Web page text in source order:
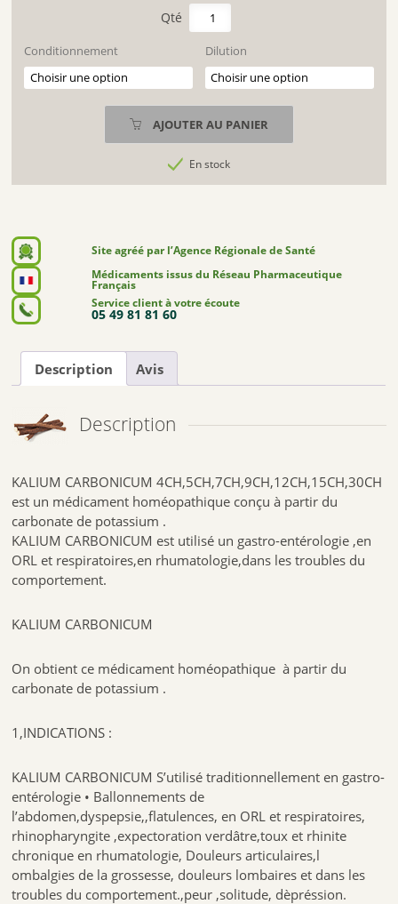
Conditionnement Dilution
quantité
de
KALIUM
CARBONICUM
AJOUTER AU PANIER
En stock
Site agréé par l’Agence Régionale de Santé
Médicaments issus du Réseau Pharmaceutique
Français
Service client à votre écoute
05 49 81 81 60
Description Avis
Description
KALIUM CARBONICUM 4CH,5CH,7CH,9CH,12CH,15CH,30CH
est un médicament homéopathique conçu à partir du
carbonate de potassium .
KALIUM CARBONICUM est utilisé un gastro-entérologie ,en
ORL et respiratoires,en rhumatologie,dans les troubles du
comportement.
KALIUM CARBONICUM
On obtient ce médicament homéopathique à partir du
carbonate de potassium .
1,INDICATIONS :
KALIUM CARBONICUM S’utilisé traditionnellement en gastro-
entérologie • Ballonnements de
l’abdomen,dyspepsie,,flatulences, en ORL et respiratoires,
rhinopharyngite ,expectoration verdâtre,toux et rhinite
chronique en rhumatologie, Douleurs articulaires,l
ombalgies de la grossesse, douleurs lombaires et dans les
troubles du comportement.,peur ,solitude, dèpréssion.